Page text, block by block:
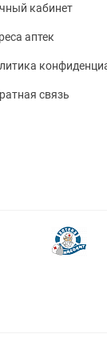
кабинет
аптек
связь